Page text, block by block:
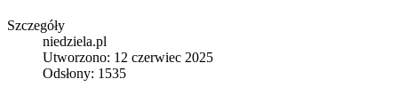
Szczegóły
niedziela.pl
Utworzono: 12 czerwiec 2025
Odsłony: 1535